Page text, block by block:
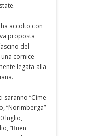
accolto con
proposta
del
cornice
legata alla
“Cime
“Norimberga”
luglio,
“Buen